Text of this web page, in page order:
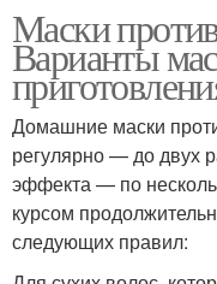
Маски
Варианты
Домашние маски
регулярно — до двух
эффекта — по
курсом
следующих правил: